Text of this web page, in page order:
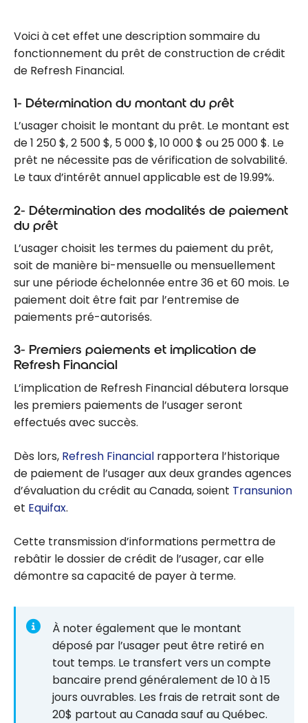
Voici à cet effet une description sommaire du
fonctionnement du prêt de construction de crédit
de Refresh Financial.
1- Détermination du montant du prêt
L’usager choisit le montant du prêt. Le montant est
de 1 250 $, 2 500 $, 5 000 $, 10 000 $ ou 25 000 $. Le
prêt ne nécessite pas de vérification de solvabilité.
Le taux d’intérêt annuel applicable est de 19.99%.
2- Détermination des modalités de paiement
du prêt
L’usager choisit les termes du paiement du prêt,
soit de manière bi-mensuelle ou mensuellement
sur une période échelonnée entre 36 et 60 mois. Le
paiement doit être fait par l’entremise de
paiements pré-autorisés.
3- Premiers paiements et implication de
Refresh Financial
L’implication de Refresh Financial débutera lorsque
les premiers paiements de l’usager seront
effectués avec succès.
Dès lors, Refresh Financial rapportera l’historique
de paiement de l’usager aux deux grandes agences
d’évaluation du crédit au Canada, soient Transunion
et Equifax.
Cette transmission d’informations permettra de
rebâtir le dossier de crédit de l’usager, car elle
démontre sa capacité de payer à terme.
À noter également que le montant
déposé par l’usager peut être retiré en
tout temps. Le transfert vers un compte
bancaire prend généralement de 10 à 15
jours ouvrables. Les frais de retrait sont de
20$ partout au Canada sauf au Québec.